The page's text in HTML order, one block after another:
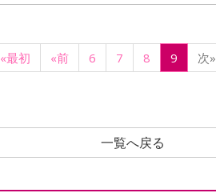
«最初 «前 6 7 8 9 次»
一覧へ戻る